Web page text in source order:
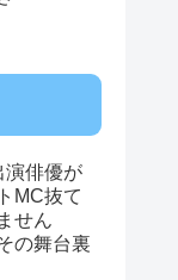
演俳優が
MC抜て
せん
の舞台裏